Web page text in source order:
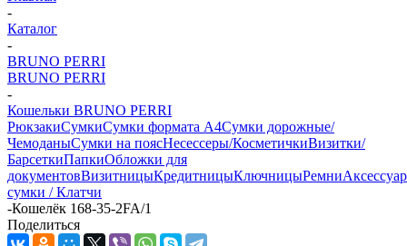
-
Каталог
-
BRUNO PERRI
BRUNO PERRI
-
Кошельки BRUNO PERRI
РюкзакиСумкиСумки формата А4Сумки дорожные/
ЧемоданыСумки на поясНесессеры/КосметичкиВизитки/
БарсеткиПапкиОбложки для
документовВизитницыКредитницыКлючницыРемни
сумки / Клатчи
-Кошелёк 168-35-2FA/1
Поделиться